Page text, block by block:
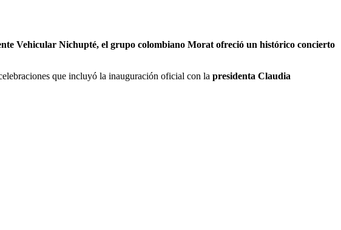
Vehicular Nichupté, el grupo colombiano Morat ofreció un histórico concierto
que incluyó la inauguración oficial con la presidenta Claudia